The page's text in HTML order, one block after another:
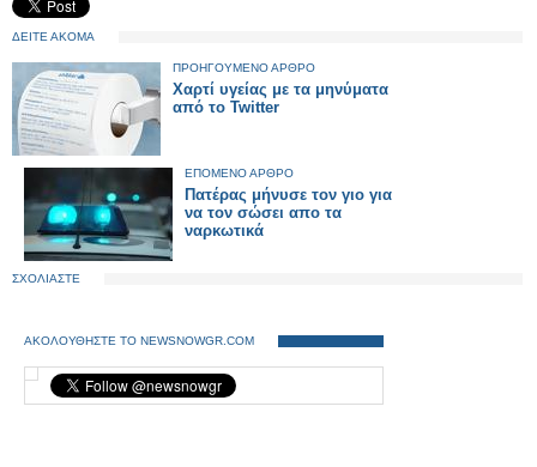
ΔΕΙΤΕ ΑΚΟΜΑ
ΠΡΟΗΓΟΥΜΕΝΟ ΑΡΘΡΟ
Χαρτί υγείας με τα μηνύματα
από το Twitter
ΕΠΟΜΕΝΟ ΑΡΘΡΟ
Πατέρας μήνυσε τον γιο για
να τον σώσει απο τα
ναρκωτικά
ΣΧΟΛΙΑΣΤΕ
ΑΚΟΛΟΥΘΗΣΤΕ ΤΟ NEWSNOWGR.COM